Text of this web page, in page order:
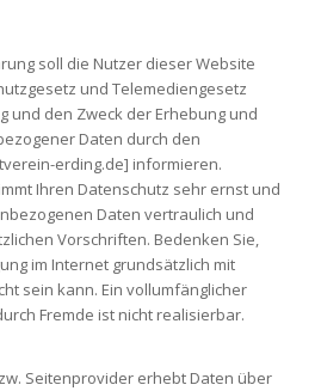
soll die Nutzer dieser Website
und Telemediengesetz
und den Zweck der Erhebung und
Daten durch den
erding.de] informieren.
Ihren Datenschutz sehr ernst und
Daten vertraulich und
Vorschriften. Bedenken Sie,
im Internet grundsätzlich mit
sein kann. Ein vollumfänglicher
Fremde ist nicht realisierbar.
Seitenprovider erhebt Daten über